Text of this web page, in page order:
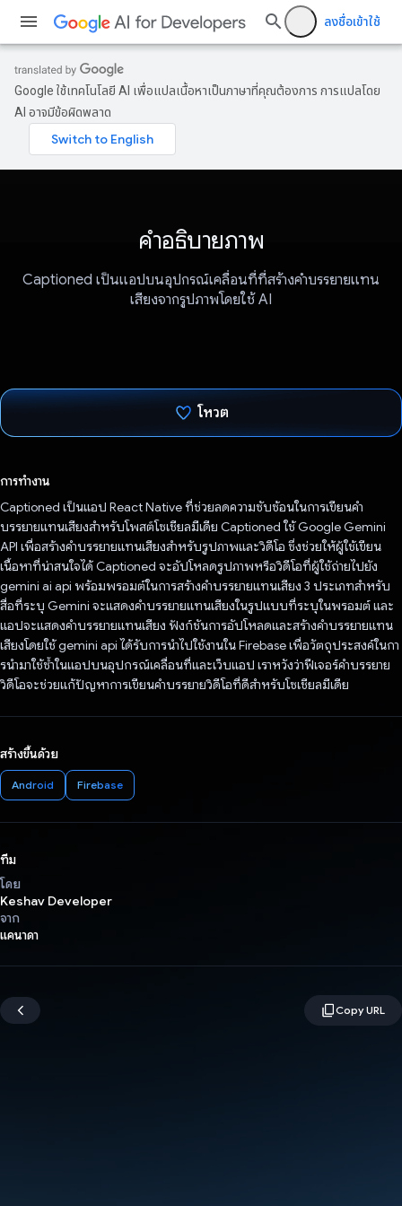
ลงชื่อเข้าใช้
Google ใช้เทคโนโลยี AI เพื่อแปลเนื้อหาเป็นภาษาที่คุณต้องการ การแปลโดย
AI อาจมีข้อผิดพลาด
คำอธิบายภาพ
Captioned เป็นแอปบนอุปกรณ์เคลื่อนที่ที่สร้างคำบรรยายแทน
เสียงจากรูปภาพโดยใช้ AI
โหวต
การทำงาน
Captioned เป็นแอป React Native ที่ช่วยลดความซับซ้อนในการเขียนคำ
บรรยายแทนเสียงสำหรับโพสต์โซเชียลมีเดีย Captioned ใช้ Google Gemini
API เพื่อสร้างคำบรรยายแทนเสียงสำหรับรูปภาพและวิดีโอ ซึ่งช่วยให้ผู้ใช้เขียน
เนื้อหาที่น่าสนใจได้ Captioned จะอัปโหลดรูปภาพหรือวิดีโอที่ผู้ใช้ถ่ายไปยัง
gemini ai api พร้อมพรอมต์ในการสร้างคำบรรยายแทนเสียง 3 ประเภทสำหรับ
สื่อที่ระบุ Gemini จะแสดงคำบรรยายแทนเสียงในรูปแบบที่ระบุในพรอมต์ และ
แอปจะแสดงคำบรรยายแทนเสียง ฟังก์ชันการอัปโหลดและสร้างคำบรรยายแทน
เสียงโดยใช้ gemini api ได้รับการนำไปใช้งานใน Firebase เพื่อวัตถุประสงค์ในกา
รนํามาใช้ซ้ำในแอปบนอุปกรณ์เคลื่อนที่และเว็บแอป เราหวังว่าฟีเจอร์คำบรรยาย
วิดีโอจะช่วยแก้ปัญหาการเขียนคำบรรยายวิดีโอที่ดีสำหรับโซเชียลมีเดีย
สร้างขึ้นด้วย
Android Firebase
ทีม
โดย
Keshav Developer
จาก
แคนาดา